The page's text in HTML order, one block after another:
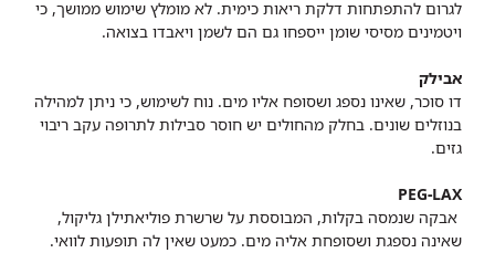
לגרום להתפתחות דלקת ריאות כימית. לא מומלץ שימוש ממושך, כי
ויטמינים מסיסי שומן ייספחו גם הם לשמן ויאבדו בצואה.
אבילק
דו סוכר, שאינו נספג ושסופח אליו מים. נוח לשימוש, כי ניתן למהילה
בנוזלים שונים. בחלק מהחולים יש חוסר סבילות לתרופה עקב ריבוי
גזים.
PEG-LAX
אבקה שנמסה בקלות, המבוססת על שרשרת פוליאתילן גליקול,
שאינה נספגת ושסופחת אליה מים. כמעט שאין לה תופעות לוואי.